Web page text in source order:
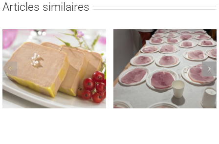
Articles similaires
TROPHEE NATIONAL
MEILLEUR JAMBON CUIT
MAISON 2023
REMISE DES PRIX AUX
LAUREATS DES CONCOURS
REGIONAUX FROMAGE DE
TETE & SAUCISSON A L’AIL
FUME LE 22 MAI 2023